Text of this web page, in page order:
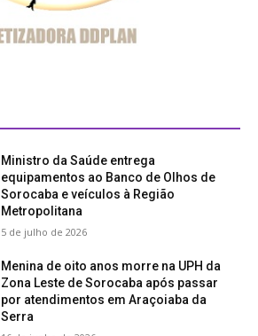
Ministro da Saúde entrega
equipamentos ao Banco de Olhos de
Sorocaba e veículos à Região
Metropolitana
5 de julho de 2026
Menina de oito anos morre na UPH da
Zona Leste de Sorocaba após passar
por atendimentos em Araçoiaba da
Serra